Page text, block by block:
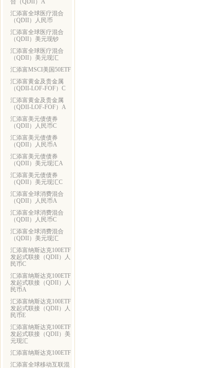
合（QDII）A
汇添富全球医疗混合
（QDII）人民币
汇添富全球医疗混合
（QDII）美元现钞
汇添富全球医疗混合
（QDII）美元现汇
汇添富MSCI美国50ETF
汇添富黄金及贵金属
（QDII-LOF-FOF）C
汇添富黄金及贵金属
（QDII-LOF-FOF）A
汇添富美元债债券
（QDII）人民币C
汇添富美元债债券
（QDII）人民币A
汇添富美元债债券
（QDII）美元现汇A
汇添富美元债债券
（QDII）美元现汇C
汇添富全球消费混合
（QDII）人民币A
汇添富全球消费混合
（QDII）人民币C
汇添富全球消费混合
（QDII）美元现汇
汇添富纳斯达克100ETF
发起式联接（QDII）人
民币C
汇添富纳斯达克100ETF
发起式联接（QDII）人
民币A
汇添富纳斯达克100ETF
发起式联接（QDII）人
民币E
汇添富纳斯达克100ETF
发起式联接（QDII）美
元现汇
汇添富纳斯达克100ETF
汇添富全球移动互联混